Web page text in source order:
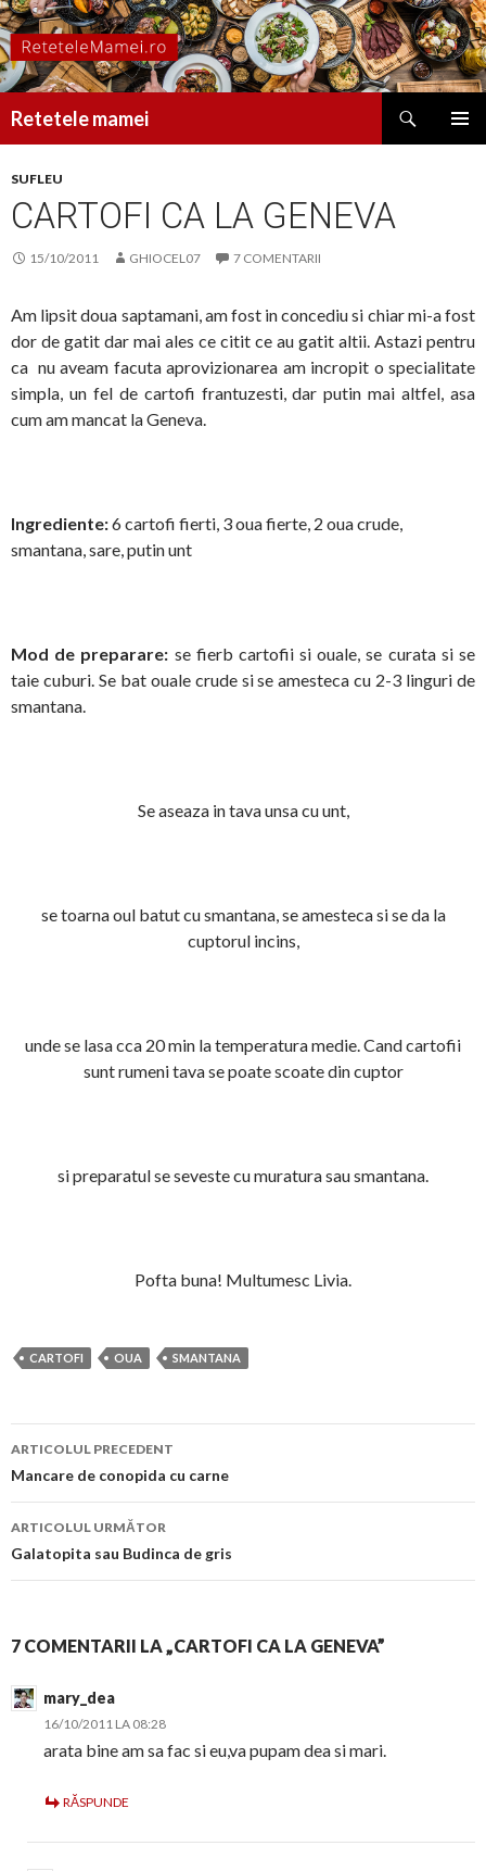
Retetele mamei
CONȚINUT
SUFLEU
CARTOFI CA LA GENEVA
15/10/2011 GHIOCEL07 7 COMENTARII
Am lipsit doua saptamani, am fost in concediu si chiar mi-a fost
dor de gatit dar mai ales ce citit ce au gatit altii. Astazi pentru
ca nu aveam facuta aprovizionarea am incropit o specialitate
simpla, un fel de cartofi frantuzesti, dar putin mai altfel, asa
cum am mancat la Geneva.
Ingrediente:6 cartofi fierti, 3 oua fierte, 2 oua crude,
smantana, sare, putin unt
Mod de preparare: se fierb cartofii si ouale, se curata si se
taie cuburi. Se bat ouale crude si se amesteca cu 2-3 linguri de
smantana.
Se aseaza in tava unsa cu unt,
se toarna oul batut cu smantana, se amesteca si se da la
cuptorul incins,
unde se lasa cca 20 min la temperatura medie. Cand cartofii
sunt rumeni tava se poate scoate din cuptor
si preparatul se seveste cu muratura sau smantana.
Pofta buna! Multumesc Livia.
CARTOFI OUA SMANTANA
Navigare
în
articol
ARTICOLUL PRECEDENT
Mancare de conopida cu carne
ARTICOLUL URMĂTOR
Galatopita sau Budinca de gris
7 COMENTARII LA „CARTOFI CA LA GENEVA”
mary_dea
16/10/2011 LA 08:28
arata bine am sa fac si eu,va pupam dea si mari.
RĂSPUNDE